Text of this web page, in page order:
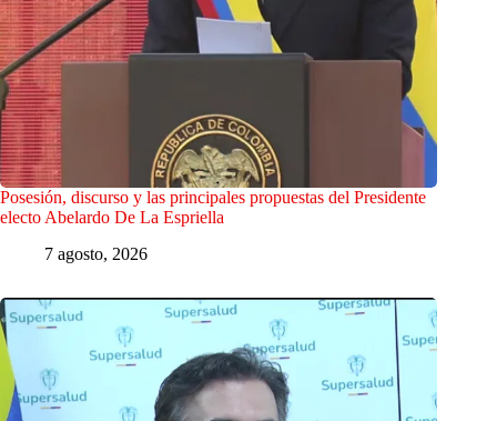
Posesión, discurso y las principales propuestas del Presidente
electo Abelardo De La Espriella
7 agosto, 2026